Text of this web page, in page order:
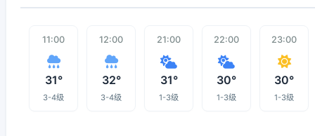
11:00
31°
3-4级
12:00
32°
3-4级
21:00
31°
1-3级
22:00
30°
1-3级
23:00
30°
1-3级